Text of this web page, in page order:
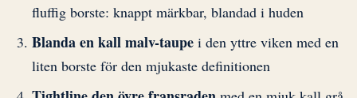
fluffig borste: knappt märkbar, blandad i huden
Blanda en kall malv-taupe i den yttre viken med en
liten borste för den mjukaste definitionen